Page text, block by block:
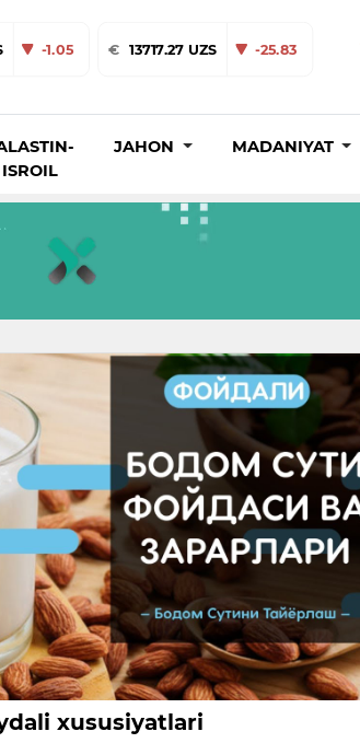
-1.05 € 13717.27 UZS -25.83
ISROIL
JAHON MADANIYAT
xususiyatlari